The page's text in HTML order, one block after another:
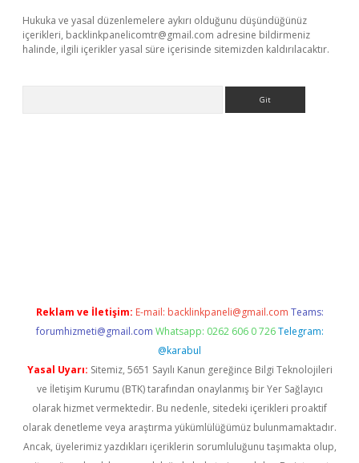
Hukuka ve yasal düzenlemelere aykırı olduğunu düşündüğünüz
içerikleri, backlinkpanelicomtr@gmail.com adresine bildirmeniz
halinde, ilgili içerikler yasal süre içerisinde sitemizden kaldırılacaktır.
Reklam ve İletişim: E-mail: backlinkpaneli@gmail.com Teams:
forumhizmeti@gmail.com Whatsapp: 0262 606 0 726 Telegram:
@karabul
Yasal Uyarı: Sitemiz, 5651 Sayılı Kanun gereğince Bilgi Teknolojileri
ve İletişim Kurumu (BTK) tarafından onaylanmış bir Yer Sağlayıcı
olarak hizmet vermektedir. Bu nedenle, sitedeki içerikleri proaktif
olarak denetleme veya araştırma yükümlülüğümüz bulunmamaktadır.
Ancak, üyelerimiz yazdıkları içeriklerin sorumluluğunu taşımakta olup,